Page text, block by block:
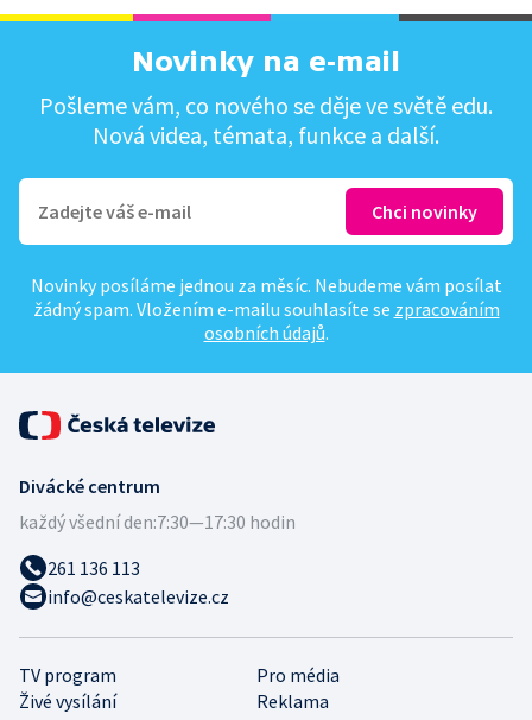
Novinky na e-mail
Pošleme vám, co nového se děje ve světě edu.
Nová videa, témata, funkce a další.
Novinky posíláme jednou za měsíc. Nebudeme vám posílat
žádný spam. Vložením e-mailu souhlasíte se zpracováním
osobních údajů.